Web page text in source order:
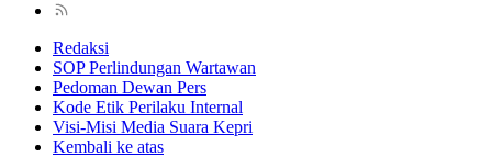
Redaksi
SOP Perlindungan Wartawan
Pedoman Dewan Pers
Kode Etik Perilaku Internal
Visi-Misi Media Suara Kepri
Kembali ke atas